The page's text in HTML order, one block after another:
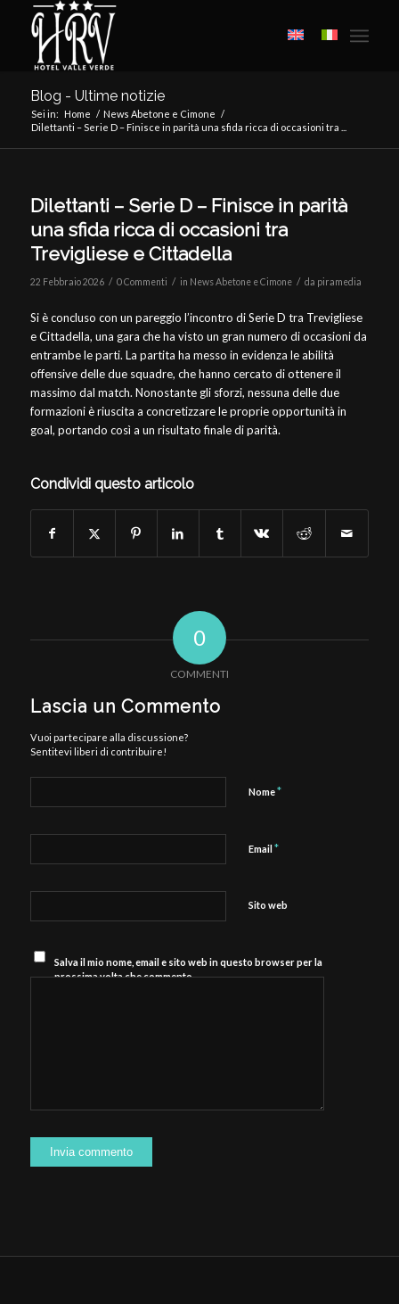
Blog - Ultime notizie
Sei in: Home / News Abetone e Cimone /
Dilettanti – Serie D – Finisce in parità una sfida ricca di occasioni tra ...
Dilettanti – Serie D – Finisce in parità
una sfida ricca di occasioni tra
Trevigliese e Cittadella
22 Febbraio 2026 / 0 Commenti / in News Abetone e Cimone / da piramedia
Si è concluso con un pareggio l’incontro di Serie D tra Trevigliese
e Cittadella, una gara che ha visto un gran numero di occasioni da
entrambe le parti. La partita ha messo in evidenza le abilità
offensive delle due squadre, che hanno cercato di ottenere il
massimo dal match. Nonostante gli sforzi, nessuna delle due
formazioni è riuscita a concretizzare le proprie opportunità in
goal, portando così a un risultato finale di parità.
Condividi questo articolo
0
COMMENTI
Lascia un Commento
Vuoi partecipare alla discussione?
Sentitevi liberi di contribuire!
Nome*
Email *
Sito web
Salva il mio nome, email e sito web in questo browser per la
prossima volta che commento.